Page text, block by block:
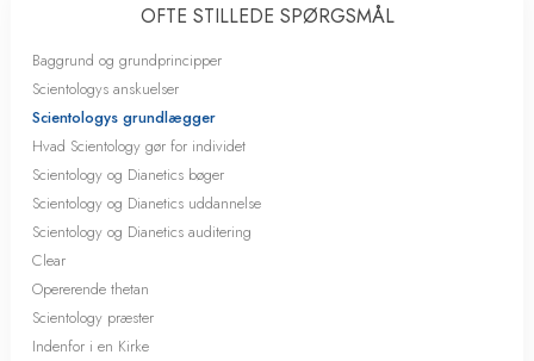
OFTE STILLEDE SPØRGSMÅL
Baggrund og grundprincipper
Scientologys anskuelser
Scientologys grundlægger
Hvad Scientology gør for individet
Scientology og Dianetics bøger
Scientology og Dianetics uddannelse
Scientology og Dianetics auditering
Clear
Opererende thetan
Scientology præster
Indenfor i en Kirke